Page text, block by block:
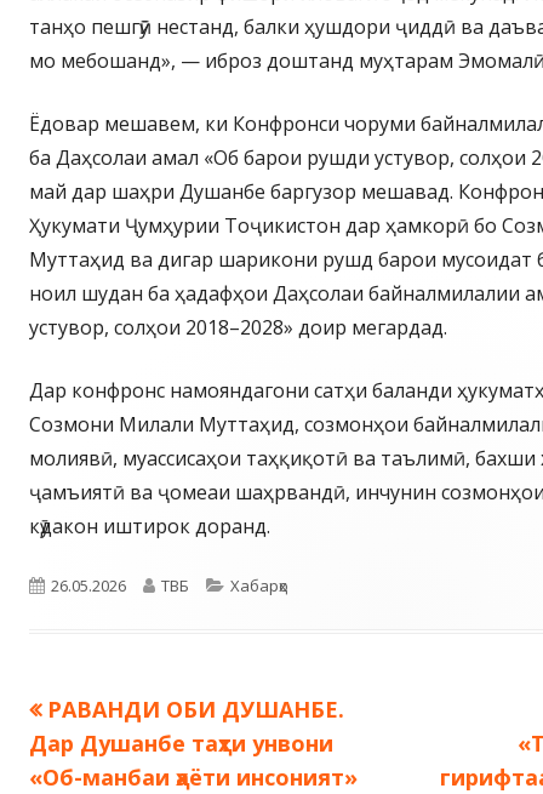
танҳо пешгӯӣ нестанд, балки ҳушдори ҷиддӣ ва
мо мебошанд», — иброз доштанд муҳтарам
Ёдовар мешавем, ки Конфронси чоруми
ба Даҳсолаи амал «Об барои рушди устувор, солҳои
май дар шаҳри Душанбе баргузор мешавад.
Ҳукумати Ҷумҳурии Тоҷикистон дар ҳамкорӣ бо
Муттаҳид ва дигар шарикони рушд барои мусоидат
ноил шудан ба ҳадафҳои Даҳсолаи байналмилалии
устувор, солҳои 2018–2028» доир мегардад.
Дар конфронс намояндагони сатҳи баланди
Созмони Милали Муттаҳид, созмонҳои
молиявӣ, муассисаҳои таҳқиқотӣ ва таълимӣ, бахши
ҷамъиятӣ ва ҷомеаи шаҳрвандӣ, инчунин
кӯдакон иштирок доранд.
Опубликовано
26.05.2026 Автор
ТВБ Рубрики
Хабарҳо
Навигация
по
Предыдущая
запись:
РАВАНДИ ОБИ ДУШАНБЕ.
Дар Душанбе таҳти унвони
«Об-манбаи ҳаёти инсоният»